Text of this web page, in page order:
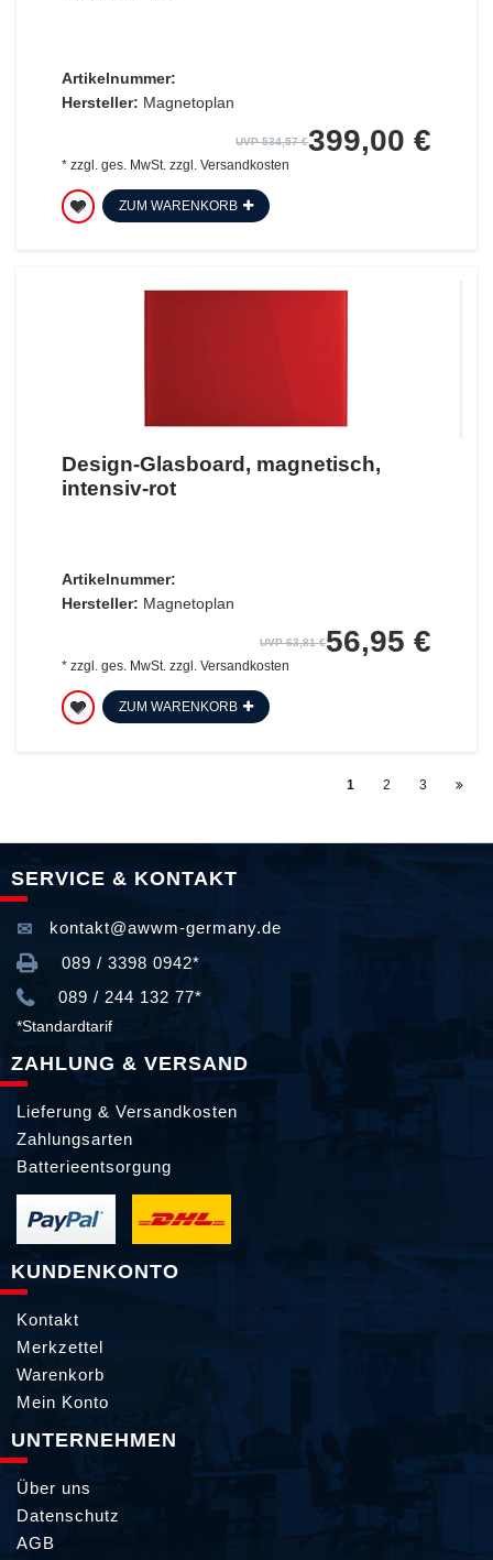
Artikelnummer:
Hersteller: Magnetoplan
UVP 534,57 €399,00 €
* zzgl. ges. MwSt. zzgl. Versandkosten
ZUM WARENKORB
Design-Glasboard, magnetisch,
intensiv-rot
Artikelnummer:
Hersteller: Magnetoplan
UVP 63,81 €56,95 €
* zzgl. ges. MwSt.zzgl. Versandkosten
ZUM WARENKORB
1 2 3
SERVICE & KONTAKT
kontakt@awwm-germany.de
089 / 3398 0942*
089 / 244 132 77*
*Standardtarif
ZAHLUNG & VERSAND
Lieferung & Versandkosten
Zahlungsarten
Batterieentsorgung
KUNDENKONTO
Kontakt
Merkzettel
Warenkorb
Mein Konto
UNTERNEHMEN
Über uns
Datenschutz
AGB